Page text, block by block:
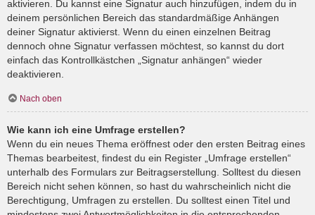
aktivieren. Du kannst eine Signatur auch hinzufügen, indem du in
deinem persönlichen Bereich das standardmäßige Anhängen
deiner Signatur aktivierst. Wenn du einen einzelnen Beitrag
dennoch ohne Signatur verfassen möchtest, so kannst du dort
einfach das Kontrollkästchen „Signatur anhängen“ wieder
deaktivieren.
Nach oben
Wie kann ich eine Umfrage erstellen?
Wenn du ein neues Thema eröffnest oder den ersten Beitrag eines
Themas bearbeitest, findest du ein Register „Umfrage erstellen“
unterhalb des Formulars zur Beitragserstellung. Solltest du diesen
Bereich nicht sehen können, so hast du wahrscheinlich nicht die
Berechtigung, Umfragen zu erstellen. Du solltest einen Titel und